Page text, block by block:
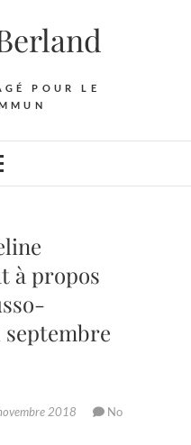
POUR LE
à propos
septembre
2018
No